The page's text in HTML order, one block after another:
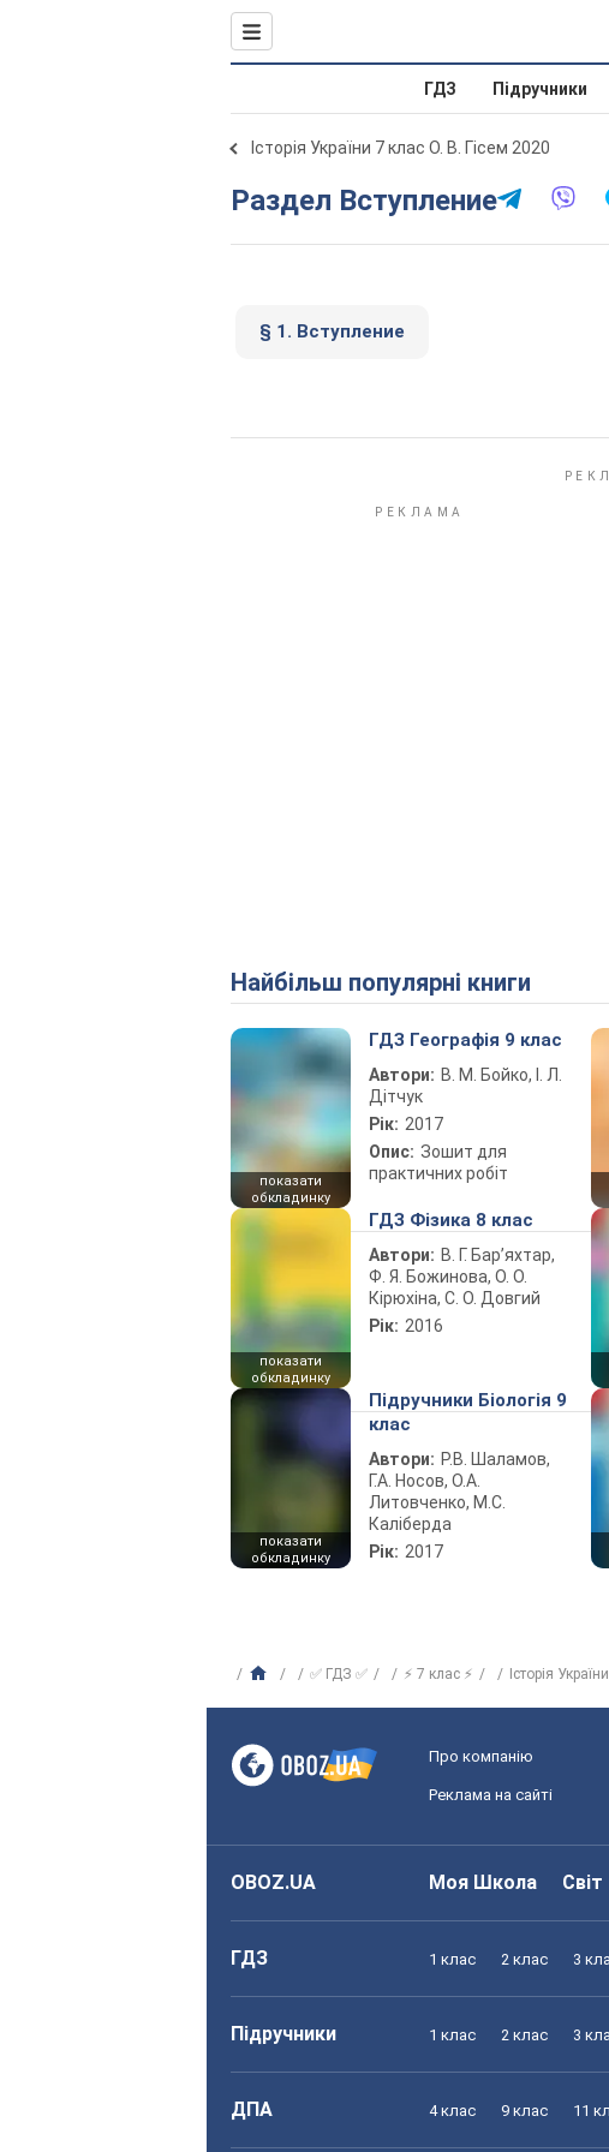
ГДЗ Підручники
Історія України 7 клас О. В. Гісем 2020
Раздел Вступление
§ 1. Вступление
Найбільш популярні книги
показати
обкладинку
ГДЗ Географія 9 клас
Автори: В. М. Бойко, І. Л.
Дітчук
Рік: 2017
Опис: Зошит для
практичних робіт
показати
обкладинку
ГДЗ Фізика 8 клас
Автори: В. Г. Бар’яхтар,
Ф. Я. Божинова, О. О.
Кірюхіна, С. О. Довгий
Рік: 2016
показати
обкладинку
Підручники Біологія 9
клас
Автори: Р.В. Шаламов,
Г.А. Носов, О.А.
Литовченко, М.С.
Каліберда
Рік: 2017
✅ ГДЗ ✅ ⚡ 7 клас ⚡ Історія
Про компанію
Реклама на сайті
OBOZ.UA Моя Школа Світ
ГДЗ 1 клас 2 клас 3
Підручники 1 клас 2 клас 3
ДПА 4 клас 9 клас 11